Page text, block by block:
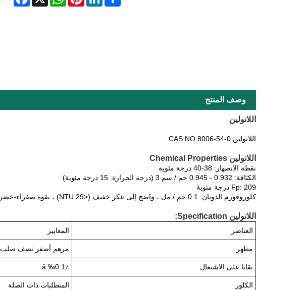
وصف المنتج
اللانولين
اللانولين CAS NO:8006-54-0
اللانولين Chemical Properties
نقطة الانصهار: 38-40 درجة مئوية
الكثافة: 0.932 - 0.945 جم / سم 3 (درجة الحرارة: 15 درجة مئوية)
Fp: 209 درجة مئوية
كلوروفورم الذوبان: 0.1 جم / مل ، واضح إلى عكر خفيف (<29 NTU) ، بقوة صفراء-خضراء
اللانولين Specification:
العناصر المعايير
مظهر مرهم أصفر نصف صلب
بقايا على الاشتعال â ‰0.1٪
الكلور المتطلبات ذات الصلة